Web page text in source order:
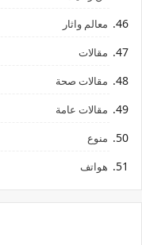
معالم واثار
مقالات
مقالات صحة
مقالات عامة
منوع
هواتف